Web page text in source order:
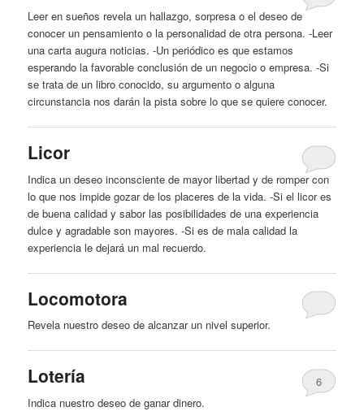
Leer en sueños revela un hallazgo, sorpresa o eldeseo de
conocer un pensamiento o la personalidad de otra persona. -Leer
una carta augura noticias. -Un periódico es que estamos
esperando la favorable conclusión de un negocio o empresa. -Si
se trata de un libro conocido, su argumento o alguna
circunstancia nos darán la pista sobre lo que se quiere conocer.
Licor
Indica undeseo inconsciente de mayor libertady de romper con
lo que nos impide gozar de los placeres de la vida. -Si el licor es
de buena calidady sabor las posibilidades de una experiencia
dulcey agradable son mayores. -Si es de mala calidad la
experiencia le dejará un mal recuerdo.
Locomotora
Revela nuestrodeseo de alcanzar un nivel superior.
Lotería
6
Indica nuestrodeseo de ganar dinero.